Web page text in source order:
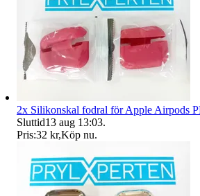
2x Silikonskal fodral för Apple Airpods
Sluttid13 aug 13:03.
Pris:32 kr,Köp nu.